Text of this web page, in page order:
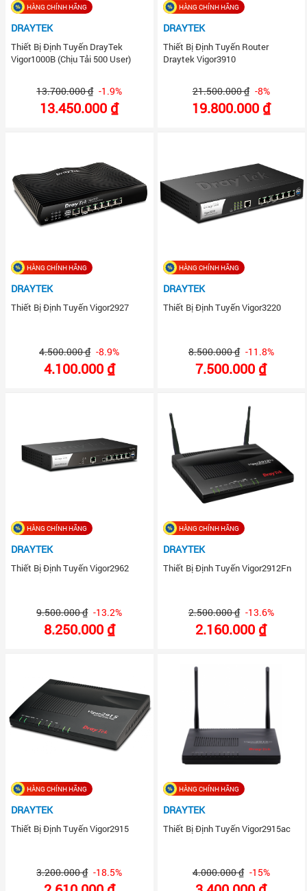
HÀNG CHÍNH HÃNG
DRAYTEK
Thiết Bị Định Tuyến DrayTek
Vigor1000B (Chịu Tải 500 User)
13.700.000 ₫ -1.9%
13.450.000 ₫
HÀNG CHÍNH HÃNG
DRAYTEK
Thiết Bị Định Tuyến Router
Draytek Vigor3910
21.500.000 ₫ -8%
19.800.000 ₫
HÀNG CHÍNH HÃNG
DRAYTEK
Thiết Bị Định Tuyến Vigor2927
4.500.000 ₫ -8.9%
4.100.000 ₫
HÀNG CHÍNH HÃNG
DRAYTEK
Thiết Bị Định Tuyến Vigor3220
8.500.000 ₫ -11.8%
7.500.000 ₫
HÀNG CHÍNH HÃNG
DRAYTEK
Thiết Bị Định Tuyến Vigor2962
9.500.000 ₫ -13.2%
8.250.000 ₫
HÀNG CHÍNH HÃNG
DRAYTEK
Thiết Bị Định Tuyến Vigor2912Fn
2.500.000 ₫ -13.6%
2.160.000 ₫
HÀNG CHÍNH HÃNG
DRAYTEK
Thiết Bị Định Tuyến Vigor2915
3.200.000 ₫ -18.5%
HÀNG CHÍNH HÃNG
DRAYTEK
Thiết Bị Định Tuyến Vigor2915ac
4.000.000 ₫ -15%